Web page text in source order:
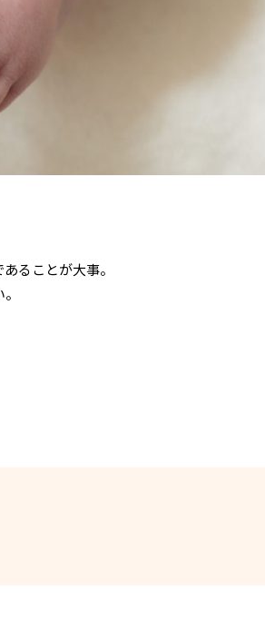
ることが大事。